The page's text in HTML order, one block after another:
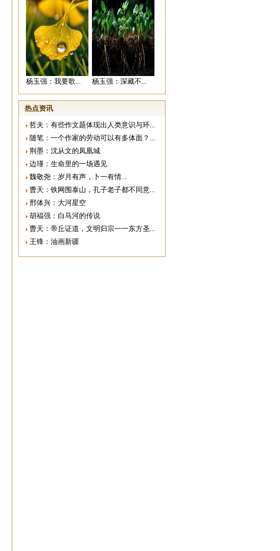
杨玉强：我要歌... 杨玉强：深藏不...
热点资讯
哲夫：有些作文题体现出人类意识与环...
随笔：一个作家的劳动可以有多体面？...
荆墨：沈从文的凤凰城
边瑾：生命里的一场遇见
魏敬尧：岁月有声，卜一有情...
曹天：铁网围泰山，孔子老子都不同意...
邢体兴：大河星空
胡福强：白马河的传说
曹天：帝丘证道，文明归宗一一东方圣...
王锋：油画新疆